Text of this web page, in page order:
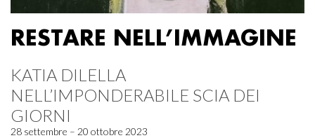
RESTARE NELL’IMMAGINE
KATIA DILELLA
NELL’IMPONDERABILE SCIA DEI
GIORNI
28 settembre – 20 ottobre 2023